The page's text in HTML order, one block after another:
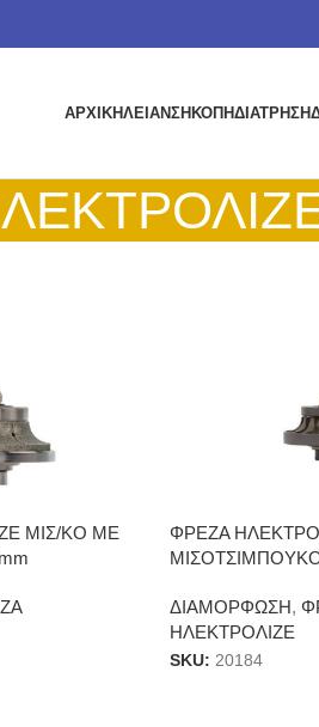
ΑΡΧΙΚΗΛΕΙΑΝΣΗ ΚΟΠΗΔΙΑΤΡΗΣΗ
ΜΙΣ/ΚΟ ΜΕ
ΦΡΕΖΑ
ΔΙΑΜΟΡΦΩΣΗ,
ΗΛΕΚΤΡΟΛΙΖΕ
SKU: 20184